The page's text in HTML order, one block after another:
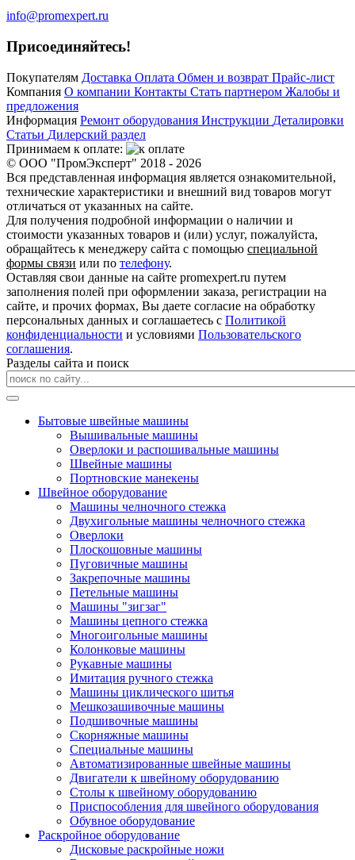
info@promexpert.ru
Присоединяйтесь!
Покупателям Доставка Оплата Обмен и возврат Прайс-лист
Компания О компании Контакты Стать партнером Жалобы и
предложения
Информация Ремонт оборудования Инструкции Деталировки
Статьи Дилерский раздел
Принимаем к оплате:
© ООО "ПромЭксперт" 2018 - 2026
Вся представленная информация является ознакомительной,
технические характеристики и внешний вид товаров могут
отличаться от указанных на сайте.
Для получения подробной информации о наличии и
стоимости указанных товаров и (или) услуг, пожалуйста,
обращайтесь к менеджеру сайта с помощью специальной
формы связи или по телефону.
Оставляя свои данные на сайте promexpert.ru путем
заполнения полей при оформлении заказа, регистрации на
сайте, и прочих формах, Вы даете согласие на обработку
персональных данных и соглашаетесь с Политикой
конфиденциальности и условиями Пользовательского
соглашения.
Разделы сайта и поиск
Бытовые швейные машины
Вышивальные машины
Оверлоки и распошивальные машины
Швейные машины
Портновские манекены
Швейное оборудование
Машины челночного стежка
Двухигольные машины челночного стежка
Оверлоки
Плоскошовные машины
Пуговичные машины
Закрепочные машины
Петельные машины
Машины "зигзаг"
Машины цепного стежка
Многоигольные машины
Колонковые машины
Рукавные машины
Имитация ручного стежка
Машины циклического шитья
Мешкозашивочные машины
Подшивочные машины
Скорняжные машины
Специальные машины
Автоматизированные швейные машины
Двигатели к швейному оборудованию
Столы к швейному оборудованию
Приспособления для швейного оборудования
Обувное оборудование
Раскройное оборудование
Дисковые раскройные ножи